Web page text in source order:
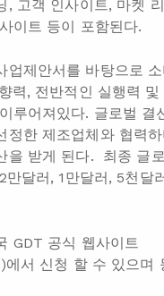
, 고객 인사이트, 마켓
이트 등이 포함된다.
업제안서를 바탕으로
력, 전반적인 실행력 및
루어져있다. 글로벌 결
정한 제조업체와 협력
을 받게 된다. 최종 글
만달러, 1만달러, 5천달
GDT 공식 웹사이트
서 신청 할 수 있으며